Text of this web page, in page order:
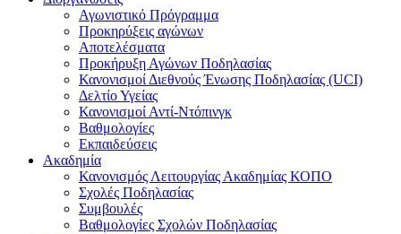
Αγωνιστικό Πρόγραμμα
Προκηρύξεις αγώνων
Αποτελέσματα
Προκήρυξη Αγώνων Ποδηλασίας
Κανονισμοί Διεθνούς Ένωσης Ποδηλασίας (UCI)
Δελτίο Υγείας
Κανονισμοί Αντί-Ντόπινγκ
Βαθμολογίες
Εκπαιδεύσεις
Ακαδημία
Κανονισμός Λειτουργίας Ακαδημίας ΚΟΠΟ
Σχολές Ποδηλασίας
Συμβουλές
Βαθμολογίες Σχολών Ποδηλασίας